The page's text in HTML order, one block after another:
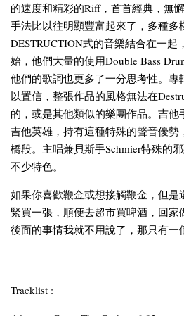
的速度和精彩的Riff，首首經典，無
手法比以往明顯豐富起來了，多種多
DESTRUCTION式的音樂結合在一起
始，他們大量的使用Double Bass
他們的歌詞也更多了一分思考性。
以置信，整張作品的風格無法在
的，或是其他類似的樂團作品。吉
吉他英雄，持有這種特殊的聲音優勢
橋段。主唱兼貝斯手Schmier特殊的
不少特色。
如果你喜歡鞭金或想接觸鞭金，但是
緊買一張，順便去超市買啤酒，回家
後面的事情我就不用說了，那只有一
Tracklist :